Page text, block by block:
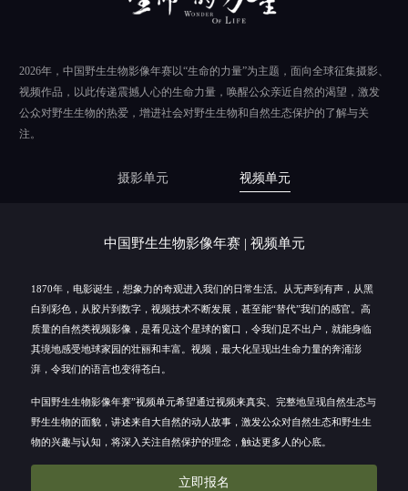
2026年，中国野生生物影像年赛以“生命的力量”为主题，面向全球征集摄影、
视频作品，以此传递震撼人心的生命力量，唤醒公众亲近自然的渴望，激发
公众对野生生物的热爱，增进社会对野生生物和自然生态保护的了解与关
注。
摄影单元 视频单元
中国野生生物影像年赛 | 视频单元
1870年，电影诞生，想象力的奇观进入我们的日常生活。从无声到有声，从黑
白到彩色，从胶片到数字，视频技术不断发展，甚至能“替代”我们的感官。高
质量的自然类视频影像，是看见这个星球的窗口，令我们足不出户，就能身临
其境地感受地球家园的壮丽和丰富。视频，最大化呈现出生命力量的奔涌澎
湃，令我们的语言也变得苍白。
中国野生生物影像年赛”视频单元希望通过视频来真实、完整地呈现自然生态与
野生生物的面貌，讲述来自大自然的动人故事，激发公众对自然生态和野生生
物的兴趣与认知，将深入关注自然保护的理念，触达更多人的心底。
立即报名